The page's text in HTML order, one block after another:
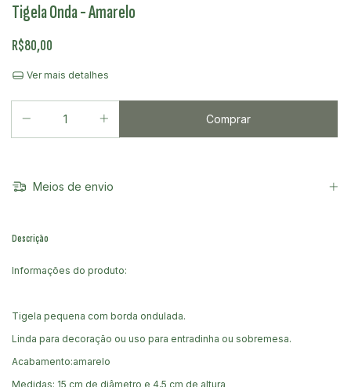
Tigela Onda - Amarelo
R$80,00
Ver mais detalhes
Meios de envio
Descrição
Informações do produto:
Tigela pequena com borda ondulada.
Linda para decoração ou uso para entradinha ou sobremesa.
Acabamento:amarelo
Medidas: 15 cm de diâmetro e 4,5 cm de altura